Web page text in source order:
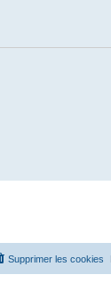
Supprimer les cookies